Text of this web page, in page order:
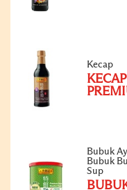
Kecap
Bubuk
Bubuk
Sup